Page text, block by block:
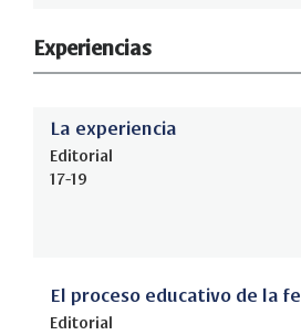
Experiencias
La experiencia
Editorial
17-19
El proceso educativo de la fe
Editorial